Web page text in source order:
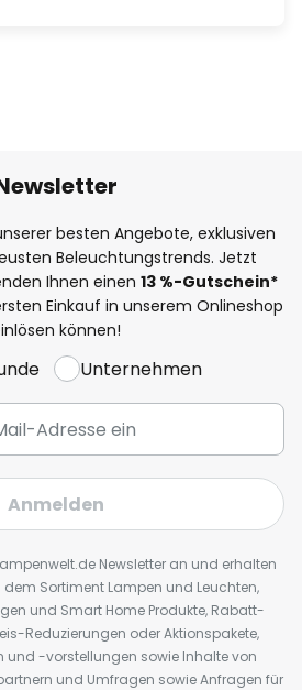
besten Angebote, exklusiven
Beleuchtungstrends. Jetzt
Ihnen einen 13 %-Gutschein*
Einkauf in unserem Onlineshop
können!
Unternehmen
Anmelden
Newsletter an und erhalten
Sortiment Lampen und Leuchten,
und Smart Home Produkte, Rabatt-
Reduzierungen oder Aktionspakete,
und -vorstellungen sowie Inhalte von
und Umfragen sowie Anfragen für